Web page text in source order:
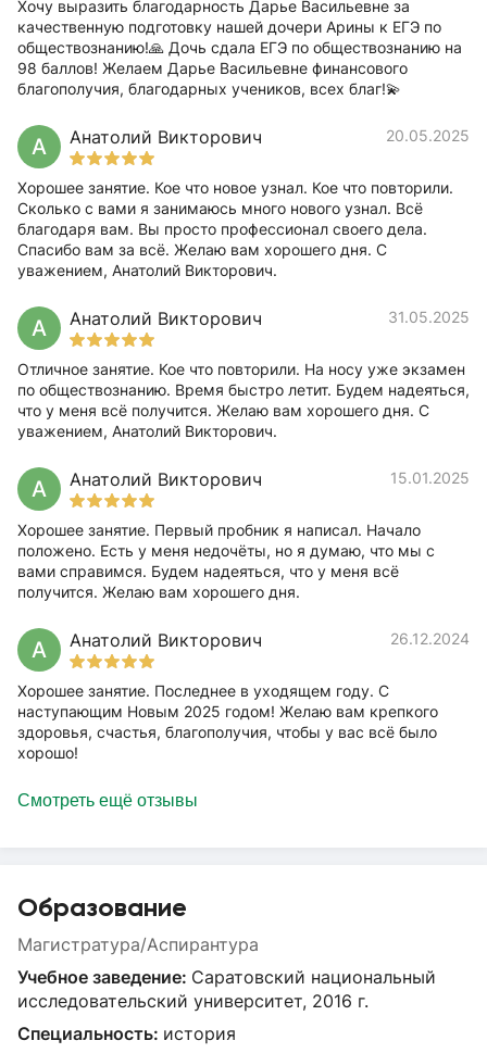
Хочу выразить благодарность Дарье Васильевне за
качественную подготовку нашей дочери Арины к ЕГЭ по
обществознанию!🙏 Дочь сдала ЕГЭ по обществознанию на
98 баллов! Желаем Дарье Васильевне финансового
благополучия, благодарных учеников, всех благ!💫
А Анатолий Викторович 20.05.2025
Хорошее занятие. Кое что новое узнал. Кое что повторили.
Сколько с вами я занимаюсь много нового узнал. Всё
благодаря вам. Вы просто профессионал своего дела.
Спасибо вам за всё. Желаю вам хорошего дня. С
уважением, Анатолий Викторович.
А Анатолий Викторович 31.05.2025
Отличное занятие. Кое что повторили. На носу уже экзамен
по обществознанию. Время быстро летит. Будем надеяться,
что у меня всё получится. Желаю вам хорошего дня. С
уважением, Анатолий Викторович.
А Анатолий Викторович 15.01.2025
Хорошее занятие. Первый пробник я написал. Начало
положено. Есть у меня недочёты, но я думаю, что мы с
вами справимся. Будем надеяться, что у меня всё
получится. Желаю вам хорошего дня.
А Анатолий Викторович 26.12.2024
Хорошее занятие. Последнее в уходящем году. С
наступающим Новым 2025 годом! Желаю вам крепкого
здоровья, счастья, благополучия, чтобы у вас всё было
хорошо!
Смотреть ещё отзывы
Образование
Магистратура/Аспирантура
Учебное заведение: Саратовский национальный
исследовательский университет, 2016 г.
Специальность: история